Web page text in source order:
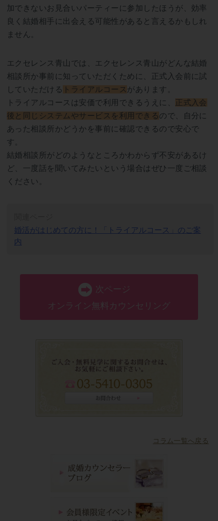
加できないお見合いパーティーに参加したほうが、効率
良く結婚相手に出会える可能性があると言えるかもしれ
ません。
エクセレンス青山では、エクセレンス青山がどんな結婚
相談所か事前に知っていただくために、正式入会前に試
していただける トライアルコース があります。
トライアルコースは安価で利用できるうえに、 正式入会
後と同じシステムやサービスを利用できるので、自分に
あった相談所かどうかを事前に確認できるので安心で
す。
結婚相談所がどのようなところかわからず不安があるけ
ど、一度話を聞いてみたいという場合はぜひ一度ご相談
ください。
婚活がはじめての方に！「トライアルコース」のご案
内
次ページ
オンライン無料カウンセリング
コラム一覧へ戻る